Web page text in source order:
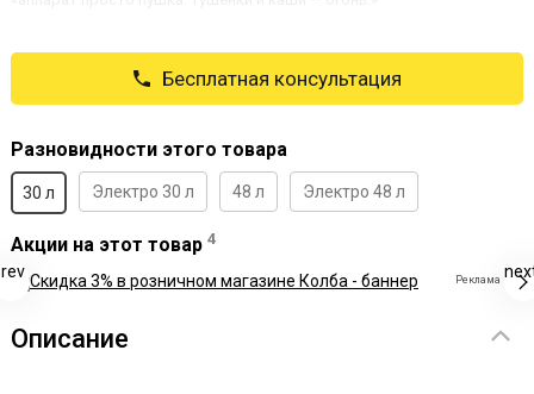
Бесплатная консультация
Разновидности этого товара
30 л Электро 30 л 48 л Электро 48 л
Акции на этот товар 4
Реклама
Описание